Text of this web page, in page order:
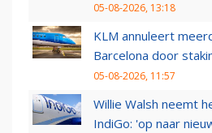
05-08-2026, 13:18
KLM annuleert
Barcelona door
05-08-2026, 11:57
Willie Walsh neemt
IndiGo: 'op naar